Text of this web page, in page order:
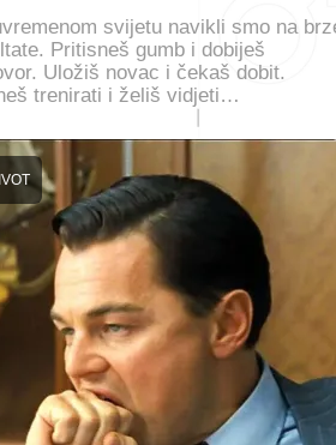
svijetu navikli smo na
Pritisneš gumb i dobiješ
Uložiš novac i čekaš dobit.
trenirati i želiš vidjeti…